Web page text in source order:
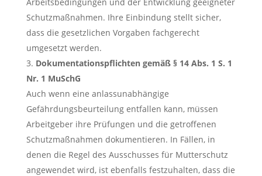
Schutzmaßnahmen. Ihre Einbindung stellt sicher,
dass die gesetzlichen Vorgaben fachgerecht
umgesetzt werden.
Dokumentationspflichten gemäß § 14 Abs. 1 S. 1
Nr. 1 MuSchG
Auch wenn eine anlassunabhängige
Gefährdungsbeurteilung entfallen kann, müssen
Arbeitgeber ihre Prüfungen und die getroffenen
Schutzmaßnahmen dokumentieren. In Fällen, in
denen die Regel des Ausschusses für Mutterschutz
angewendet wird, ist ebenfalls festzuhalten, dass die